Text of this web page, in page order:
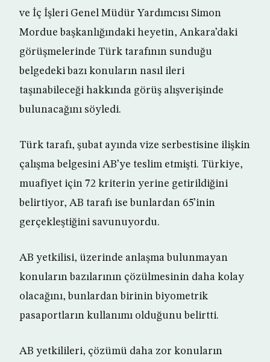
ve İç İşleri Genel Müdür Yardımcısı Simon
Mordue başkanlığındaki heyetin, Ankara’daki
görüşmelerinde Türk tarafının sunduğu
belgedeki bazı konuların nasıl ileri
taşınabileceği hakkında görüş alışverişinde
bulunacağını söyledi.
Türk tarafı, şubat ayında vize serbestisine ilişkin
çalışma belgesini AB’ye teslim etmişti. Türkiye,
muafiyet için 72 kriterin yerine getirildiğini
belirtiyor, AB tarafı ise bunlardan 65’inin
gerçekleştiğini savunuyordu.
AB yetkilisi, üzerinde anlaşma bulunmayan
konuların bazılarının çözülmesinin daha kolay
olacağını, bunlardan birinin biyometrik
pasaportların kullanımı olduğunu belirtti.
AB yetkilileri, çözümü daha zor konuların